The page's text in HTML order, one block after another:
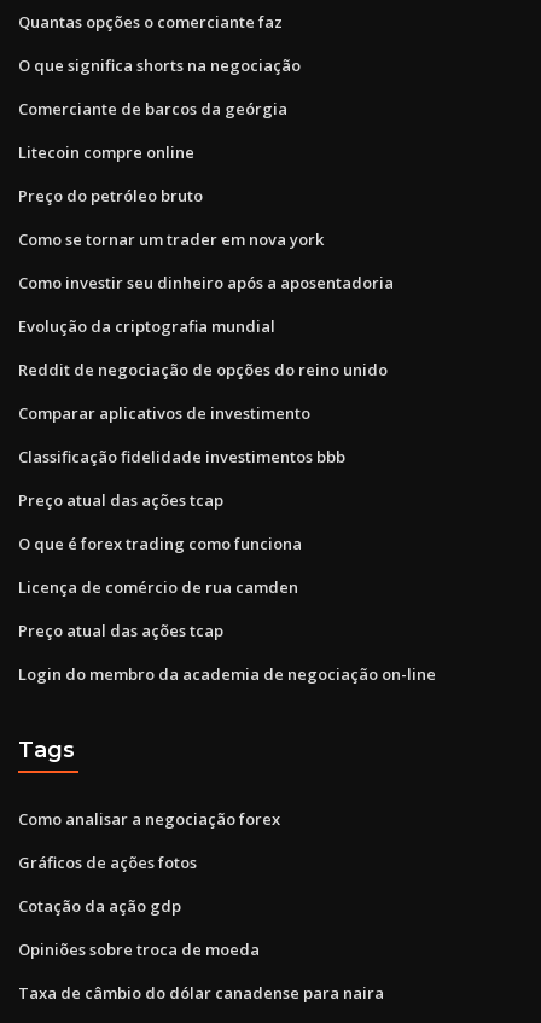
Quantas opções o comerciante faz
O que significa shorts na negociação
Comerciante de barcos da geórgia
Litecoin compre online
Preço do petróleo bruto
Como se tornar um trader em nova york
Como investir seu dinheiro após a aposentadoria
Evolução da criptografia mundial
Reddit de negociação de opções do reino unido
Comparar aplicativos de investimento
Classificação fidelidade investimentos bbb
Preço atual das ações tcap
O que é forex trading como funciona
Licença de comércio de rua camden
Preço atual das ações tcap
Login do membro da academia de negociação on-line
Tags
Como analisar a negociação forex
Gráficos de ações fotos
Cotação da ação gdp
Opiniões sobre troca de moeda
Taxa de câmbio do dólar canadense para naira